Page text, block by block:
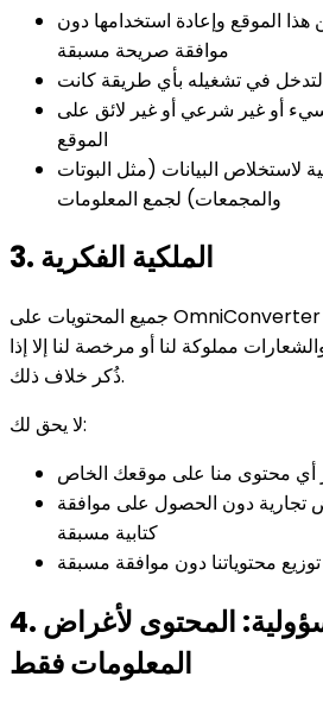
الموقع وإعادة استخدامها دون
موافقة صريحة مسبقة
في تشغيله بأي طريقة كانت
أو غير شرعي أو غير لائق على
الموقع
لاستخلاص البيانات (مثل البوتات
والمجمعات) لجمع المعلومات
3. الملكية الفكرية
جميع المحتويات على OmniConverter بما فيها النصوص والصور
مملوكة لنا أو مرخصة لنا إلا إذا
ذُكر خلاف ذلك.
لا يحق لك:
أي محتوى منا على موقعك الخاص
تجارية دون الحصول على موافقة
كتابية مسبقة
محتوياتنا دون موافقة مسبقة
4. إخلاء المسؤولية: المحتوى لأغراض
المعلومات فقط